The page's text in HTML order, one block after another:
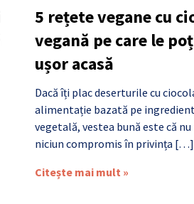
5 rețete vegane cu
vegană pe care le
ușor acasă
Dacă îți plac deserturile cu
alimentație bazată pe
vegetală, vestea bună este că
niciun compromis în privința […]
Citește mai mult »